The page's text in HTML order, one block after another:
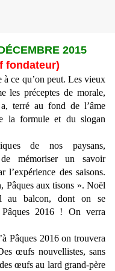
2015
fondateur)
à ce qu’on peut. Les vieux
les préceptes de morale,
terré au fond de l’âme
la formule et du slogan
de nos paysans,
mémoriser un savoir
l’expérience des saisons.
Pâques aux tisons ». Noël
au balcon, dont on se
2016 ! On verra
Pâques 2016 on trouvera
œufs nouvellistes, sans
œufs au lard grand-père